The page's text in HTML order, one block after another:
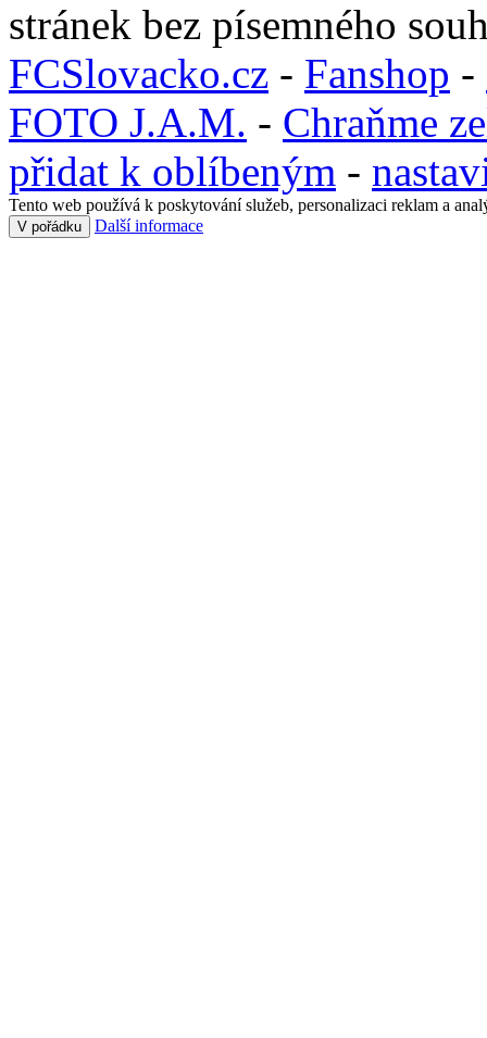
stránek bez písemného
FCSlovacko.cz - Fanshop -
FOTO J.A.M. - Chraňme
přidat k oblíbeným -
Tento web používá k poskytování služeb, personalizaci reklam a
V pořádku Další informace